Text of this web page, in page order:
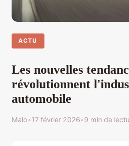
ACTU
Les nouvelles
révolutionnent
automobile
Malo•17 février 2026•9 min de